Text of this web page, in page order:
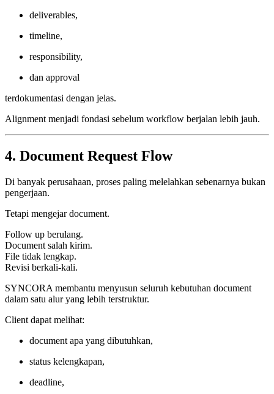
deliverables,
timeline,
responsibility,
dan approval
terdokumentasi dengan jelas.
Alignment menjadi fondasi sebelum workflow berjalan lebih jauh.
4. Document Request Flow
Di banyak perusahaan, proses paling melelahkan sebenarnya bukan
pengerjaan.
Tetapi mengejar document.
Follow up berulang.
Document salah kirim.
File tidak lengkap.
Revisi berkali-kali.
SYNCORA membantu menyusun seluruh kebutuhan document
dalam satu alur yang lebih terstruktur.
Client dapat melihat:
document apa yang dibutuhkan,
status kelengkapan,
deadline,